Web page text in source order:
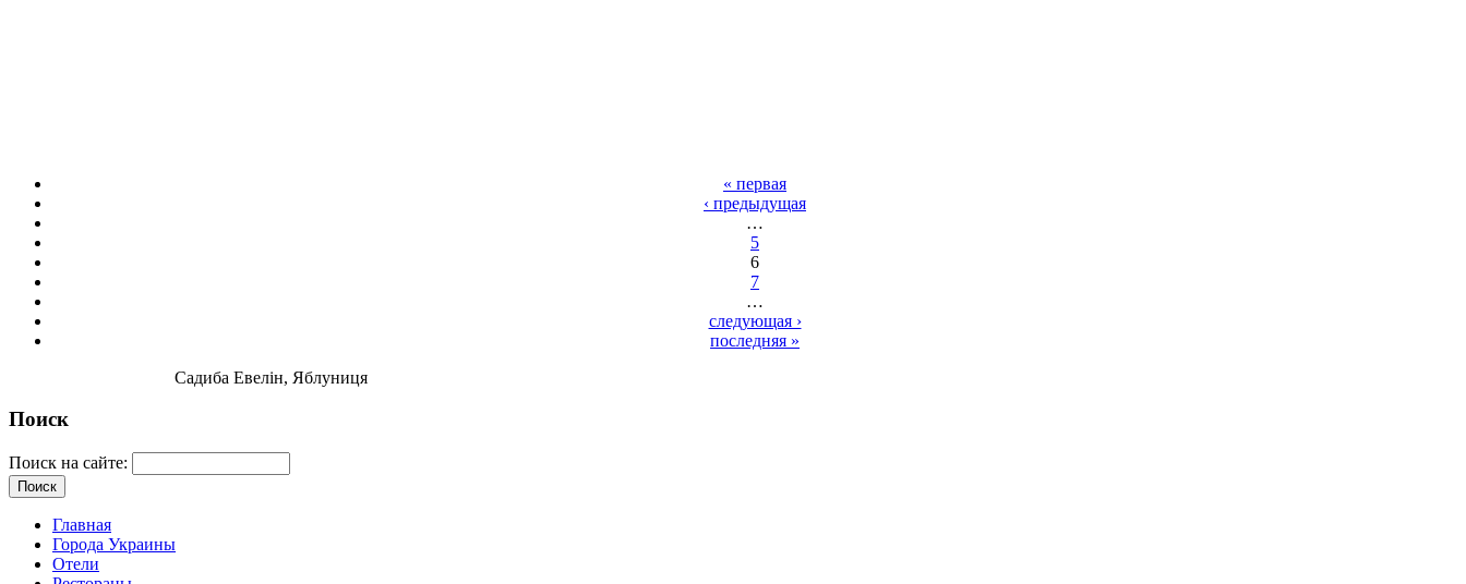
« первая
‹ предыдущая
…
5
6
7
…
следующая ›
последняя »
Садиба Евелін, Яблуниця
Поиск
Поиск на сайте:
Главная
Города Украины
Отели